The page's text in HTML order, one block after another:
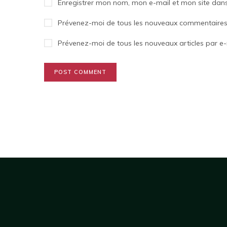
Enregistrer mon nom, mon e-mail et mon site
Prévenez-moi de tous les nouveaux
Prévenez-moi de tous les nouveaux articles par